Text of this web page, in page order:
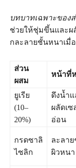
บทบาทเฉพาะของ
ช่วยให้ชุ่มขึ้นและผ
กละลายชั้นหนาเมื่
ส่วน
ผสม
หน้าที่
ยูเรีย
(10–
20%)
ดึงน้ำแ
ผลัดเซ
อ่อน
กรดซาลิ
ไซลิก
ละลา
ผิวหนา